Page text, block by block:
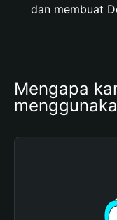
dan membuat
Mengapa